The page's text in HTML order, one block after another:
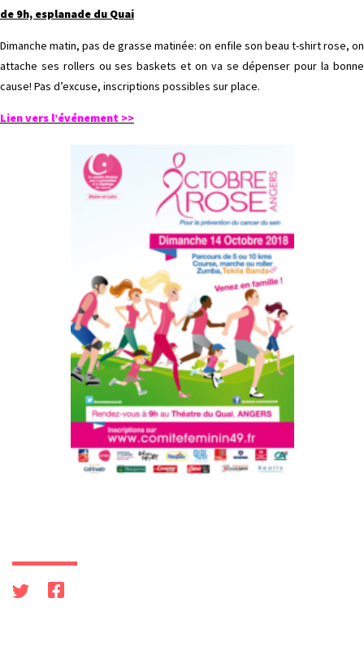
de 9h, esplanade du Quai
Dimanche matin, pas de grasse matinée: on enfile son beau t-shirt rose, on
attache ses rollers ou ses baskets et on va se dépenser pour la bonne
cause! Pas d’excuse, inscriptions possibles sur place.
Lien vers l’événement >>